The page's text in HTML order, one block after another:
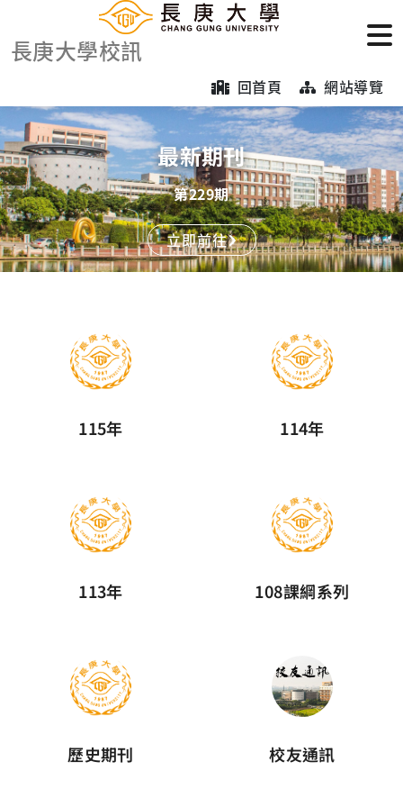
長庚大學校訊
回首頁 網站導覽
最新期刊
第229期
立即前往
115年 114年
113年 108課綱系列
歷史期刊 校友通訊